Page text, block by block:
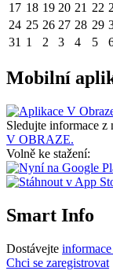
17 18 19 20 21 22
24 25 26 27 28 29
31 1 2 3 4 5
Mobilní
Sledujte informace z
V OBRAZE.
Volně ke stažení:
Smart Info
Dostávejte
Chci se zaregistrovat